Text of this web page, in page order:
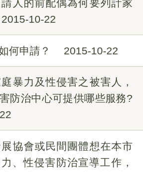
人的前配偶為何要列計家
2015-10-22
何申請？ 2015-10-22
暴力及性侵害之被害人，
防治中心可提供哪些服務?
協會或民間團體想在本市
、性侵害防治宣導工作，